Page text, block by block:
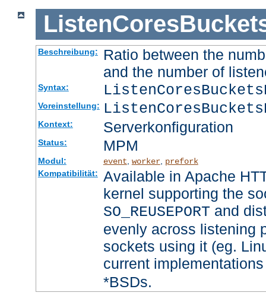
Beschreibung:
Ratio between the
and the number of
Syntax:
Voreinstellung:
Kontext: Serverkonfiguration
Status: MPM
Modul: event worker, prefork
Kompatibilität:
Available in Apache
kernel supporting the
SO_REUSEPORT and
evenly across listening
sockets using it (eg.
current
*BSDs.